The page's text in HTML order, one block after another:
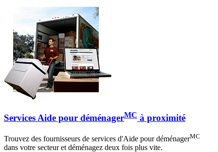
Services Aide pour déménagerMC à proximité
Trouvez des fournisseurs de services d'Aide pour déménagerMC
dans votre secteur et déménagez deux fois plus vite.